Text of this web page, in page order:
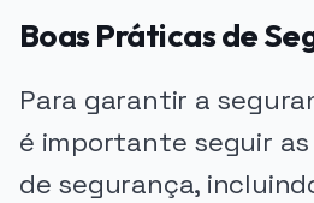
Boas Práticas de
Para garantir a
é importante seguir
de segurança,